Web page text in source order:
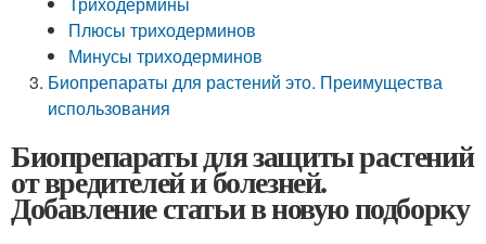
Плюсы триходерминов
Минусы триходерминов
Биопрепараты для растений это. Преимущества
использования
Биопрепараты для защиты растений
от вредителей и болезней.
Добавление статьи в новую подборку